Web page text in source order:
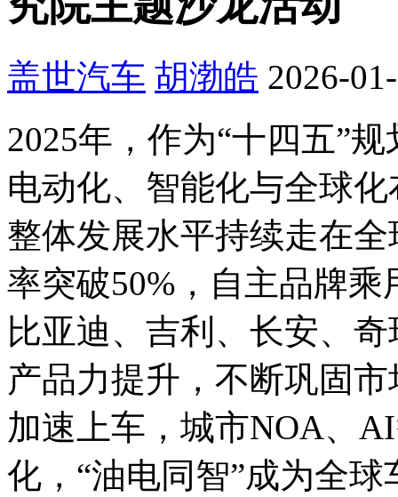
盖世汽车 胡渤皓 2026-
2025年，作为“十四五”
电动化、智能化与全球
整体发展水平持续走在
率突破50%，自主品牌
比亚迪、吉利、长安、
产品力提升，不断巩固
加速上车，城市NOA、
化，“油电同智”成为全